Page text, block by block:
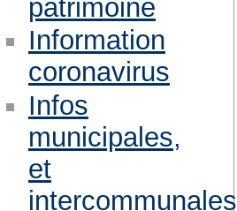
patrimoine
Information
coronavirus
Infos
municipales,
et
intercommunales